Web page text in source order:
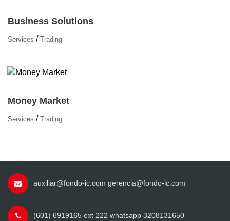
Business Solutions
Services / Trading
Money Market
Services / Trading
auxiliar@fondo-ic.com gerencia@fondo-ic.com
(601) 6919165 ext 222 whatsapp 3208131650